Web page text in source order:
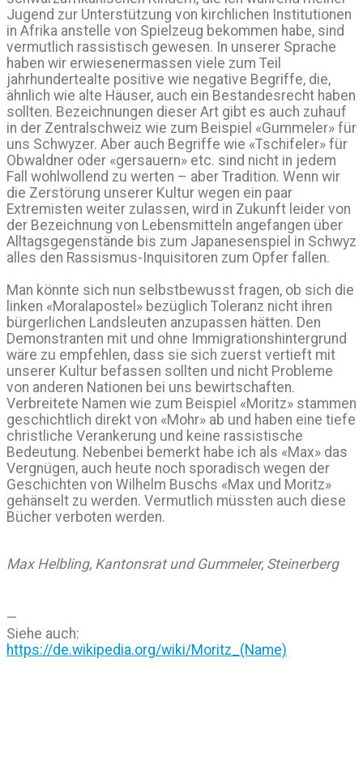
Jugend zur Unterstützung von kirchlichen Institutionen
in Afrika anstelle von Spielzeug bekommen habe, sind
vermutlich rassistisch gewesen. In unserer Sprache
haben wir erwiesenermassen viele zum Teil
jahrhundertealte positive wie negative Begriffe, die,
ähnlich wie alte Häuser, auch ein Bestandesrecht haben
sollten. Bezeichnungen dieser Art gibt es auch zuhauf
in der Zentralschweiz wie zum Beispiel «Gummeler» für
uns Schwyzer. Aber auch Begriffe wie «Tschifeler» für
Obwaldner oder «gersauern» etc. sind nicht in jedem
Fall wohlwollend zu werten – aber Tradition. Wenn wir
die Zerstörung unserer Kultur wegen ein paar
Extremisten weiter zulassen, wird in Zukunft leider von
der Bezeichnung von Lebensmitteln angefangen über
Alltagsgegenstände bis zum Japanesenspiel in Schwyz
alles den Rassismus-Inquisitoren zum Opfer fallen.
Man könnte sich nun selbstbewusst fragen, ob sich die
linken «Moralapostel» bezüglich Toleranz nicht ihren
bürgerlichen Landsleuten anzupassen hätten. Den
Demonstranten mit und ohne Immigrationshintergrund
wäre zu empfehlen, dass sie sich zuerst vertieft mit
unserer Kultur befassen sollten und nicht Probleme
von anderen Nationen bei uns bewirtschaften.
Verbreitete Namen wie zum Beispiel «Moritz» stammen
geschichtlich direkt von «Mohr» ab und haben eine tiefe
christliche Verankerung und keine rassistische
Bedeutung. Nebenbei bemerkt habe ich als «Max» das
Vergnügen, auch heute noch sporadisch wegen der
Geschichten von Wilhelm Buschs «Max und Moritz»
gehänselt zu werden. Vermutlich müssten auch diese
Bücher verboten werden.
Max Helbling, Kantonsrat und Gummeler, Steinerberg
—
Siehe auch:
https://de.wikipedia.org/wiki/Moritz_(Name)